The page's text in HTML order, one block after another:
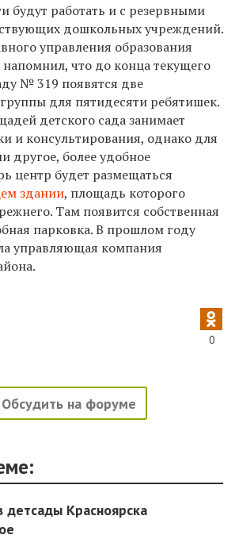
будут работать и с резервными
дошкольных учреждений.
управления образования
напомнил, что до конца текущего
№ 319 появятся две
для пятидесяти ребятишек.
детского сада занимает
и консультирования, однако для
другое, более удобное
центр будет размещаться
здании, площадь которого
Там появится собственная
парковка. В прошлом году
управляющая компания
0
Обсудить на форуме
детсады Красноярска